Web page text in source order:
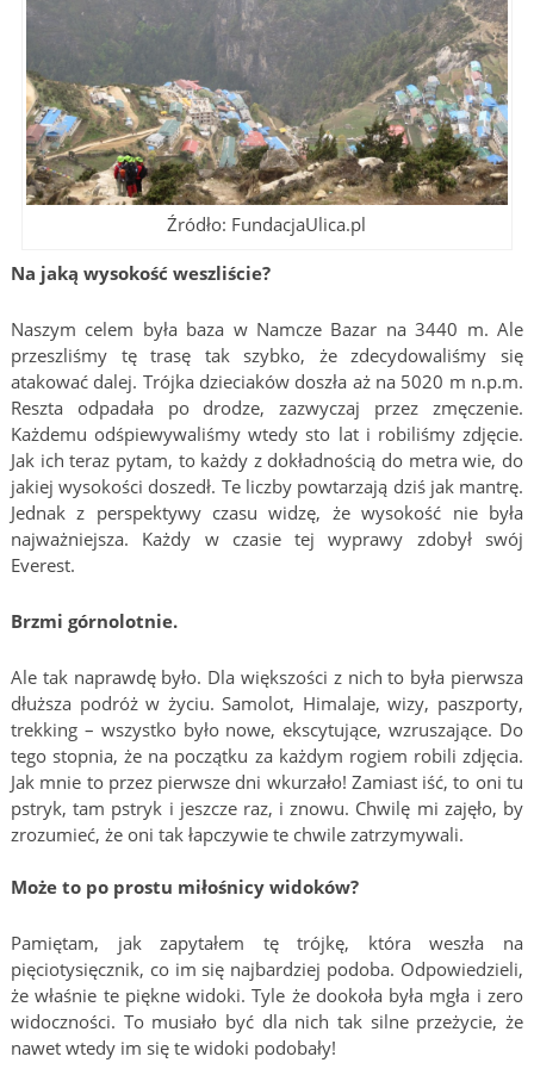
Źródło: FundacjaUlica.pl
Na jaką wysokość weszliście?
Naszym celem była baza w Namcze Bazar na 3440 m. Ale
przeszliśmy tę trasę tak szybko, że zdecydowaliśmy się
atakować dalej. Trójka dzieciaków doszła aż na 5020 m n.p.m.
Reszta odpadała po drodze, zazwyczaj przez zmęczenie.
Każdemu odśpiewywaliśmy wtedy sto lat i robiliśmy zdjęcie.
Jak ich teraz pytam, to każdy z dokładnością do metra wie, do
jakiej wysokości doszedł. Te liczby powtarzają dziś jak mantrę.
Jednak z perspektywy czasu widzę, że wysokość nie była
najważniejsza. Każdy w czasie tej wyprawy zdobył swój
Everest.
Brzmi górnolotnie.
Ale tak naprawdę było. Dla większości z nich to była pierwsza
dłuższa podróż w życiu. Samolot, Himalaje, wizy, paszporty,
trekking – wszystko było nowe, ekscytujące, wzruszające. Do
tego stopnia, że na początku za każdym rogiem robili zdjęcia.
Jak mnie to przez pierwsze dni wkurzało! Zamiast iść, to oni tu
pstryk, tam pstryk i jeszcze raz, i znowu. Chwilę mi zajęło, by
zrozumieć, że oni tak łapczywie te chwile zatrzymywali.
Może to po prostu miłośnicy widoków?
Pamiętam, jak zapytałem tę trójkę, która weszła na
pięciotysięcznik, co im się najbardziej podoba. Odpowiedzieli,
że właśnie te piękne widoki. Tyle że dookoła była mgła i zero
widoczności. To musiało być dla nich tak silne przeżycie, że
nawet wtedy im się te widoki podobały!